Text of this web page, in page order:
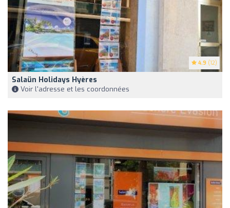
4.9 (12)
Salaün Holidays Hyères
Voir l'adresse et les coordonnées